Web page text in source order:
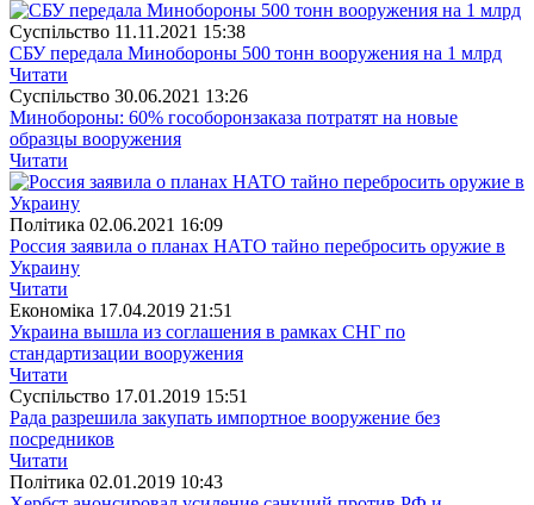
Суспiльство 11.11.2021 15:38
СБУ передала Минобороны 500 тонн вооружения на 1 млрд
Читати
Суспiльство 30.06.2021 13:26
Минобороны: 60% гособоронзаказа потратят на новые
образцы вооружения
Читати
Полiтика 02.06.2021 16:09
Россия заявила о планах НАТО тайно перебросить оружие в
Украину
Читати
Економіка 17.04.2019 21:51
Украина вышла из соглашения в рамках СНГ по
стандартизации вооружения
Читати
Суспiльство 17.01.2019 15:51
Рада разрешила закупать импортное вооружение без
посредников
Читати
Полiтика 02.01.2019 10:43